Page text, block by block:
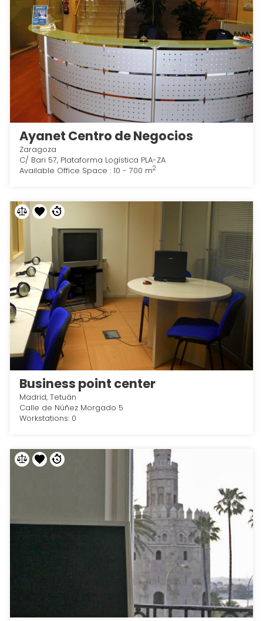
Ayanet Centro de Negocios
Zaragoza
C/ Bari 57, Plataforma Logística PLA-ZA
Available Office Space : 10 - 700 m2
Business point center
Madrid, Tetuán
Calle de Núñez Morgado 5
Workstations: 0